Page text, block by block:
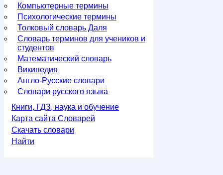
Компьютерные термины
Психологические термины
Толковый словарь Даля
Словарь терминов для учеников и
студентов
Математический словарь
Википедия
Англо-Русские словари
Словари русского языка
Книги, ГДЗ, наука и обучение
Карта сайта Словарей
Скачать словари
Найти